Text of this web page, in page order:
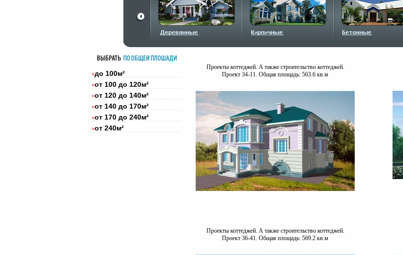
»до 100м²
»от 100 до 120м²
»от 120 до 140м²
»от 140 до 170м²
»от 170 до 240м²
»от 240м²
Проекты коттеджей. А также строительство коттеджей.
Проект 34-11. Общая площадь: 563.6 кв.м
Проекты коттеджей. А также строительство коттеджей.
Проект 36-41. Общая площадь: 569.2 кв.м